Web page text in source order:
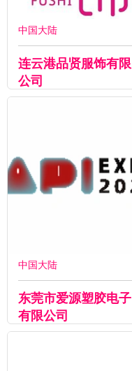
中国大陆
连云港品贤服饰有限
公司
中国大陆
东莞市爱源塑胶电子
有限公司